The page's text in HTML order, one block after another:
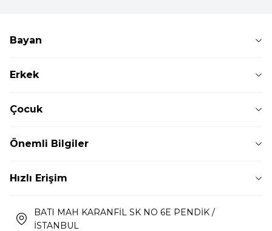
Bayan
Erkek
Çocuk
Önemli Bilgiler
Hızlı Erişim
BATI MAH KARANFİL SK NO 6E PENDİK /
İSTANBUL